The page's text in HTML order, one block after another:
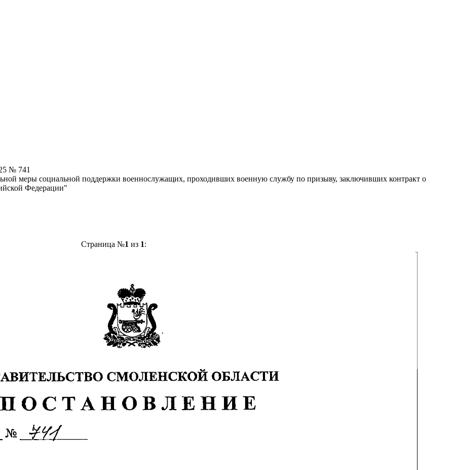
№ 741
меры социальной поддержки военнослужащих, проходивших военную службу по призыву, заключивших контракт о
Федерации"
Страница №1 из 1: